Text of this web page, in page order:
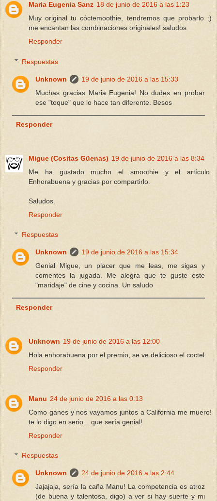
Maria Eugenia Sanz 18 de junio de 2016 a las 1:23
Muy original tu cóctemoothie, tendremos que probarlo :)
me encantan las combinaciones originales! saludos
Responder
Respuestas
Unknown
19 de junio de 2016 a las 15:33
Muchas gracias Maria Eugenia! No dudes en probar
ese "toque" que lo hace tan diferente. Besos
Responder
Migue (Cositas Güenas) 19 de junio de 2016 a las 8:34
Me ha gustado mucho el smoothie y el artículo.
Enhorabuena y gracias por compartirlo.
Saludos.
Responder
Respuestas
Unknown
19 de junio de 2016 a las 15:34
Genial Migue, un placer que me leas, me sigas y
comentes la jugada. Me alegra que te guste este
"maridaje" de cine y cocina. Un saludo
Responder
Unknown 19 de junio de 2016 a las 12:00
Hola enhorabuena por el premio, se ve delicioso el coctel.
Responder
Manu 24 de junio de 2016 a las 0:13
Como ganes y nos vayamos juntos a California me muero!
te lo digo en serio... que sería genial!
Responder
Respuestas
Unknown
24 de junio de 2016 a las 2:44
Jajajaja, sería la caña Manu! La competencia es atroz
(de buena y talentosa, digo) a ver si hay suerte y mi